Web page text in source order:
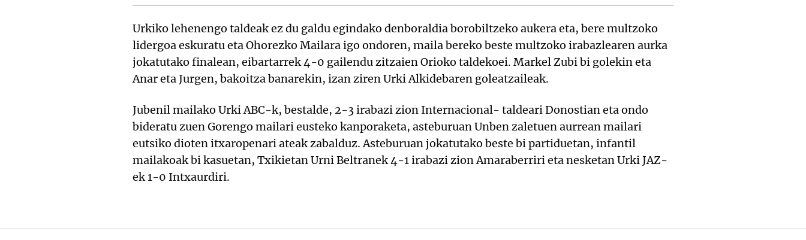
Urkiko lehenengo taldeak ez du galdu egindako denboraldia borobiltzeko aukera eta, bere multzoko
lidergoa eskuratu eta Ohorezko Mailara igo ondoren, maila bereko beste multzoko irabazlearen aurka
jokatutako finalean, eibartarrek 4-0 gailendu zitzaien Orioko taldekoei. Markel Zubi bi golekin eta
Anar eta Jurgen, bakoitza banarekin, izan ziren Urki Alkidebaren goleatzaileak.
Jubenil mailako Urki ABC-k, bestalde, 2-3 irabazi zion Internacional- taldeari Donostian eta ondo
bideratu zuen Gorengo mailari eusteko kanporaketa, asteburuan Unben zaletuen aurrean mailari
eutsiko dioten itxaropenari ateak zabalduz. Asteburuan jokatutako beste bi partiduetan, infantil
mailakoak bi kasuetan, Txikietan Urni Beltranek 4-1 irabazi zion Amaraberriri eta nesketan Urki JAZ-
ek 1-0 Intxaurdiri.